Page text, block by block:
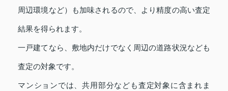
周辺環境など）も加味されるので、より精度の高い査定
結果を得られます。
一戸建てなら、敷地内だけでなく周辺の道路状況なども
査定の対象です。
マンションでは、共用部分なども査定対象に含まれま